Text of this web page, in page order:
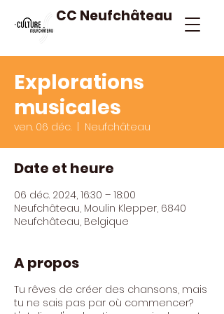
CC Neufchâteau
Explorations
musicales
ven. 06 déc. Neufchâteau
Date et heure
06 déc. 2024, 16:30 – 18:00
Neufchâteau, Moulin Klepper, 6840
Neufchâteau, Belgique
A propos
Tu rêves de créer des chansons, mais
tu ne sais pas par où commencer?